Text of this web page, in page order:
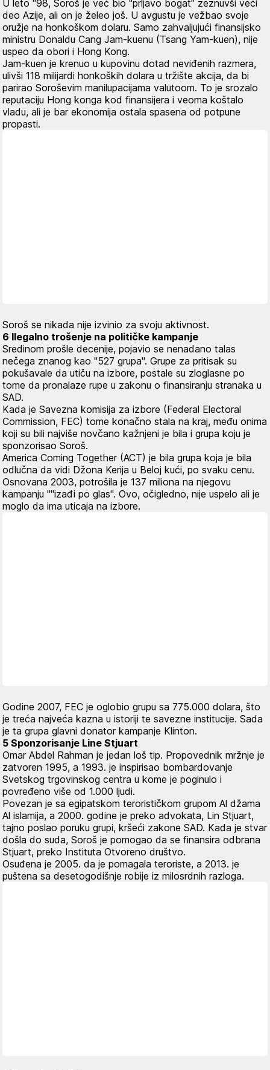
U leto "98, Soroš je već bio "prljavo bogat" zeznuvši veći
deo Azije, ali on je želeo još. U avgustu je vežbao svoje
oružje na honkoškom dolaru. Samo zahvaljujući finansijsko
ministru Donaldu Cang Jam-kuenu (Tsang Yam-kuen), nije
uspeo da obori i Hong Kong.
Jam-kuen je krenuo u kupovinu dotad neviđenih razmera,
ulivši 118 milijardi honkoških dolara u tržište akcija, da bi
parirao Soroševim manilupacijama valutoom. To je srozalo
reputaciju Hong konga kod finansijera i veoma koštalo
vladu, ali je bar ekonomija ostala spasena od potpune
propasti.
Soroš se nikada nije izvinio za svoju aktivnost.
6 Ilegalno trošenje na političke kampanje
Sredinom prošle decenije, pojavio se nenadano talas
nečega znanog kao "527 grupa". Grupe za pritisak su
pokušavale da utiču na izbore, postale su zloglasne po
tome da pronalaze rupe u zakonu o finansiranju stranaka u
SAD.
Kada je Savezna komisija za izbore (Federal Electoral
Commission, FEC) tome konačno stala na kraj, među onima
koji su bili najviše novčano kažnjeni je bila i grupa koju je
sponzorisao Soroš.
America Coming Together (ACT) je bila grupa koja je bila
odlučna da vidi Džona Kerija u Beloj kući, po svaku cenu.
Osnovana 2003, potrošila je 137 miliona na njegovu
kampanju ""izađi po glas". Ovo, očigledno, nije uspelo ali je
moglo da ima uticaja na izbore.
Godine 2007, FEC je oglobio grupu sa 775.000 dolara, što
je treća najveća kazna u istoriji te savezne institucije. Sada
je ta grupa glavni donator kampanje Klinton.
5 Sponzorisanje Line Stjuart
Omar Abdel Rahman je jedan loš tip. Propovednik mržnje je
zatvoren 1995, a 1993. je inspirisao bombardovanje
Svetskog trgovinskog centra u kome je poginulo i
povređeno više od 1.000 ljudi.
Povezan je sa egipatskom terorističkom grupom Al džama
Al islamija, a 2000. godine je preko advokata, Lin Stjuart,
tajno poslao poruku grupi, kršeći zakone SAD. Kada je stvar
došla do suda, Soroš je pomogao da se finansira odbrana
Stjuart, preko Instituta Otvoreno društvo.
Osuđena je 2005. da je pomagala teroriste, a 2013. je
puštena sa desetogodišnje robije iz milosrdnih razloga.